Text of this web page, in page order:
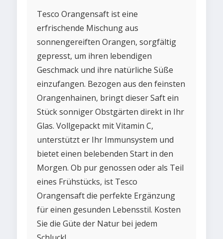
Tesco Orangensaft ist eine
erfrischende Mischung aus
sonnengereiften Orangen, sorgfältig
gepresst, um ihren lebendigen
Geschmack und ihre natürliche Süße
einzufangen. Bezogen aus den feinsten
Orangenhainen, bringt dieser Saft ein
Stück sonniger Obstgärten direkt in Ihr
Glas. Vollgepackt mit Vitamin C,
unterstützt er Ihr Immunsystem und
bietet einen belebenden Start in den
Morgen. Ob pur genossen oder als Teil
eines Frühstücks, ist Tesco
Orangensaft die perfekte Ergänzung
für einen gesunden Lebensstil. Kosten
Sie die Güte der Natur bei jedem